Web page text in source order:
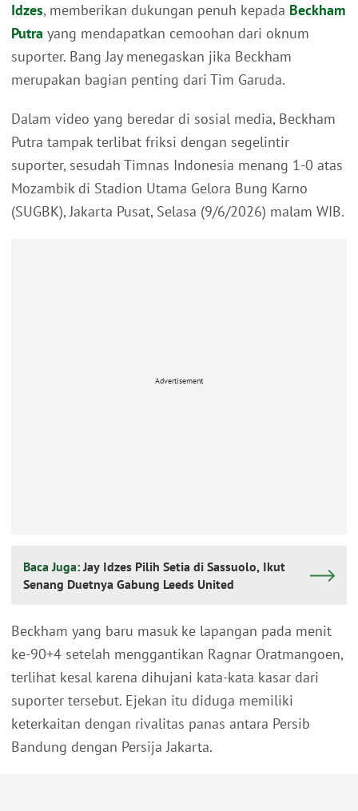
Idzes, memberikan dukungan penuh kepada Beckham
Putra yang mendapatkan cemoohan dari oknum
suporter. Bang Jay menegaskan jika Beckham
merupakan bagian penting dari Tim Garuda.
Dalam video yang beredar di sosial media, Beckham
Putra tampak terlibat friksi dengan segelintir
suporter, sesudah Timnas Indonesia menang 1-0 atas
Mozambik di Stadion Utama Gelora Bung Karno
(SUGBK), Jakarta Pusat, Selasa (9/6/2026) malam WIB.
Advertisement
Baca Juga:Jay Idzes Pilih Setia di Sassuolo, Ikut
Senang Duetnya Gabung Leeds United
Beckham yang baru masuk ke lapangan pada menit
ke-90+4 setelah menggantikan Ragnar Oratmangoen,
terlihat kesal karena dihujani kata-kata kasar dari
suporter tersebut. Ejekan itu diduga memiliki
keterkaitan dengan rivalitas panas antara Persib
Bandung dengan Persija Jakarta.